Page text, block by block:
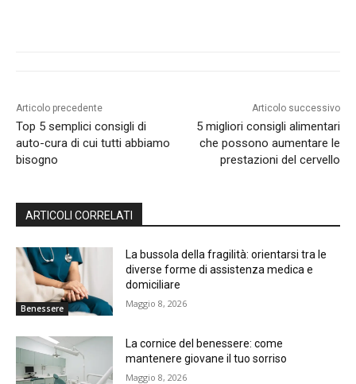
Articolo precedente
Top 5 semplici consigli di
auto-cura di cui tutti abbiamo
bisogno
Articolo successivo
5 migliori consigli alimentari
che possono aumentare le
prestazioni del cervello
ARTICOLI CORRELATI
Benessere
La bussola della fragilità: orientarsi tra le
diverse forme di assistenza medica e
domiciliare
Maggio 8, 2026
La cornice del benessere: come
mantenere giovane il tuo sorriso
Maggio 8, 2026